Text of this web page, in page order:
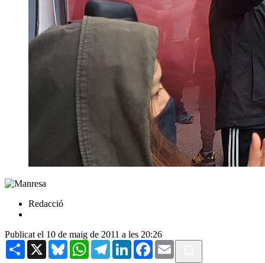
Redacció
Publicat el 10 de maig de 2011 a les 20:26
Share X BlueskyWhatsAppTelegramLinkedInFacebook
Email